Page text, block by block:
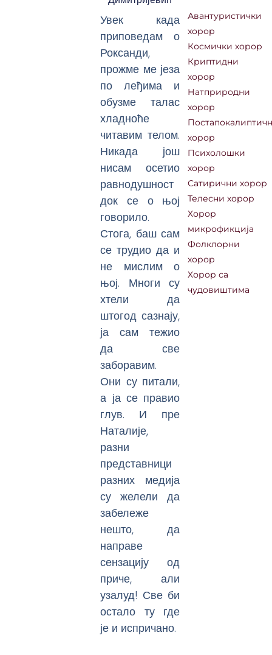
Увек када
приповедам о
Роксанди,
прожме ме језа
по леђима и
обузме талас
хладноће
читавим телом.
Никада још
нисам осетио
равнодушност
док се о њој
говорило.
Стога, баш сам
се трудио да и
не мислим о
њој. Многи су
хтели да
штогод сазнају,
ја сам тежио
да све
заборавим.
Они су питали,
а ја се правио
глув. И пре
Наталије,
разни
представници
разних медија
су желели да
забележе
нешто, да
направе
сензацију од
приче, али
узалуд! Све би
остало ту где
је и испричано.
Авантуристички
хорор
Космички хорор
Криптидни
хорор
Натприродни
хорор
хорор
Психолошки
хорор
Сатирични хорор
Телесни хорор
Хорор
микрофикција
Фолклорни
хорор
Хорор са
чудовиштима